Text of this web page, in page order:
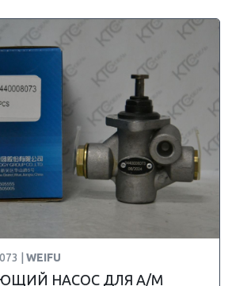
| WEIFU
НАСОС ДЛЯ А/М